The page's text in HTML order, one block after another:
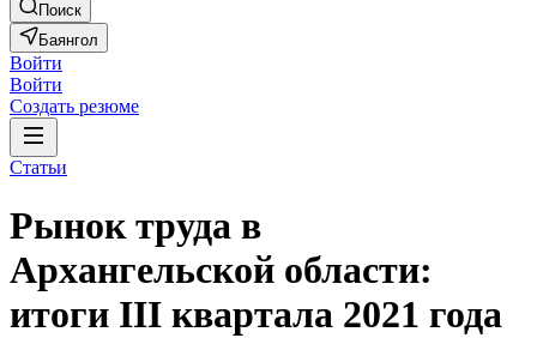
Поиск
Баянгол
Войти
Войти
Создать резюме
Статьи
Рынок труда в
Архангельской области:
итоги III квартала 2021 года